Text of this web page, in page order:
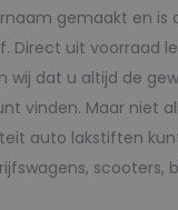
gemaakt en is
Direct uit voorraad
wij dat u altijd de
vinden. Maar niet
auto lakstiften
scooters,